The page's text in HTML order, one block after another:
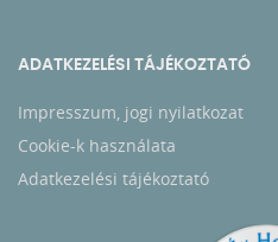
ADATKEZELÉSI TÁJÉKOZTATÓ
Impresszum, jogi nyilatkozat
Cookie-k használata
Adatkezelési tájékoztató